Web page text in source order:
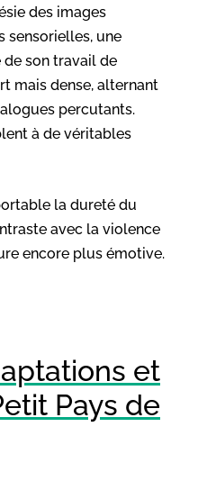
des images
sensorielles, une
son travail de
mais dense, alternant
percutants.
à de véritables
la dureté du
avec la violence
encore plus émotive.
et
Pays de